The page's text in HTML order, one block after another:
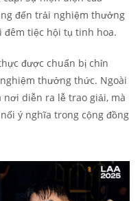
đến trải nghiệm thưởng
đêm tiệc hội tụ tinh hoa.
được chuẩn bị chỉn
thưởng thức. Ngoài
nơi diễn ra lễ trao giải, mà
ý nghĩa trong cộng đồng